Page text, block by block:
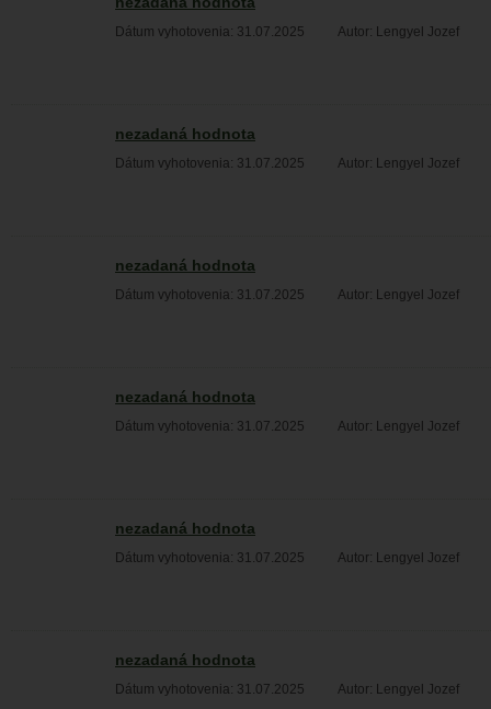
Dátum vyhotovenia: 31.07.2025 Autor: Lengyel Jozef
nezadaná hodnota
Dátum vyhotovenia: 31.07.2025 Autor: Lengyel Jozef
nezadaná hodnota
Dátum vyhotovenia: 31.07.2025 Autor: Lengyel Jozef
nezadaná hodnota
Dátum vyhotovenia: 31.07.2025 Autor: Lengyel Jozef
nezadaná hodnota
Dátum vyhotovenia: 31.07.2025 Autor: Lengyel Jozef
nezadaná hodnota
Dátum vyhotovenia: 31.07.2025 Autor: Lengyel Jozef